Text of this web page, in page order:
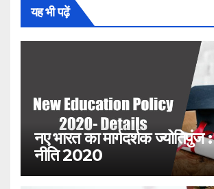
यह भी पढ़ें
नए भारत का मार्गदर्शक ज्योतिपुंज :
नीति 2020